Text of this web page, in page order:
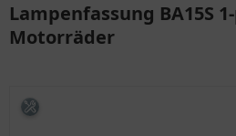
Lampenfassung BA15S
Motorräder